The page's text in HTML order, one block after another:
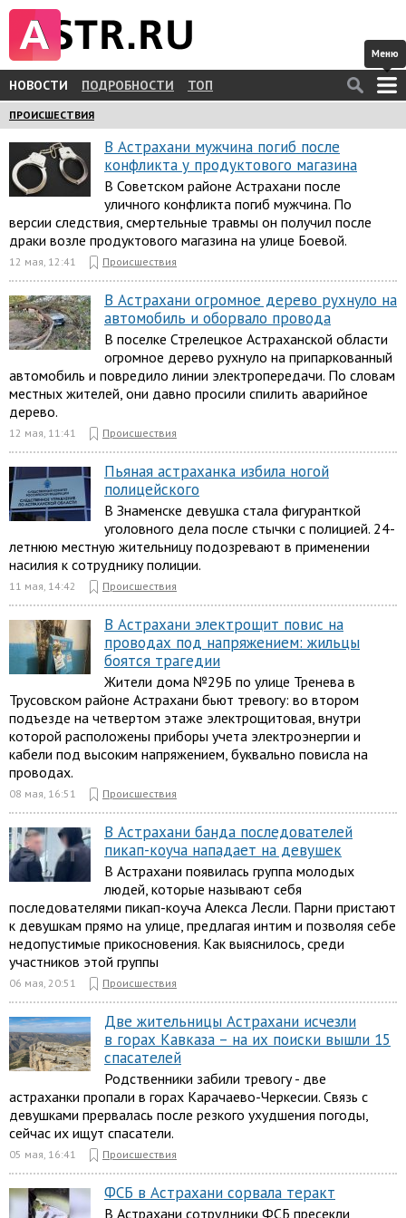
НОВОСТИ ПОДРОБНОСТИ ТОП
Меню
ПРОИСШЕСТВИЯ
В Астрахани мужчина погиб после
конфликта у продуктового магазина
В Советском районе Астрахани после
уличного конфликта погиб мужчина. По
версии следствия, смертельные травмы он получил после
драки возле продуктового магазина на улице Боевой.
12 мая, 12:41 Происшествия
В Астрахани огромное дерево рухнуло на
автомобиль и оборвало провода
В поселке Стрелецкое Астраханской области
огромное дерево рухнуло на припаркованный
автомобиль и повредило линии электропередачи. По словам
местных жителей, они давно просили спилить аварийное
дерево.
12 мая, 11:41 Происшествия
Пьяная астраханка избила ногой
полицейского
В Знаменске девушка стала фигуранткой
уголовного дела после стычки с полицией. 24-
летнюю местную жительницу подозревают в применении
насилия к сотруднику полиции.
11 мая, 14:42 Происшествия
В Астрахани электрощит повис на
проводах под напряжением: жильцы
боятся трагедии
Жители дома №29Б по улице Тренева в
Трусовском районе Астрахани бьют тревогу: во втором
подъезде на четвертом этаже электрощитовая, внутри
которой расположены приборы учета электроэнергии и
кабели под высоким напряжением, буквально повисла на
проводах.
08 мая, 16:51 Происшествия
В Астрахани банда последователей
пикап-коуча нападает на девушек
В Астрахани появилась группа молодых
людей, которые называют себя
последователями пикап-коуча Алекса Лесли. Парни пристают
к девушкам прямо на улице, предлагая интим и позволяя себе
недопустимые прикосновения. Как выяснилось, среди
участников этой группы
06 мая, 20:51 Происшествия
Две жительницы Астрахани исчезли
в горах Кавказа – на их поиски вышли 15
спасателей
Родственники забили тревогу - две
астраханки пропали в горах Карачаево-Черкесии. Связь с
девушками прервалась после резкого ухудшения погоды,
сейчас их ищут спасатели.
05 мая, 16:41 Происшествия
ФСБ в Астрахани сорвала теракт
В Астрахани сотрудники ФСБ пресекли